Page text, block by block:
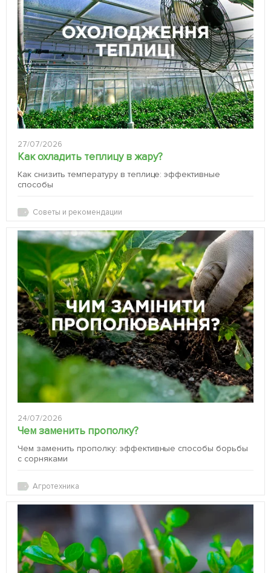
27/07/2026
Как охладить теплицу в жару?
Как снизить температуру в теплице: эффективные
способы
Советы и рекомендации
24/07/2026
Чем заменить прополку?
Чем заменить прополку: эффективные способы борьбы
с сорняками
Агротехника